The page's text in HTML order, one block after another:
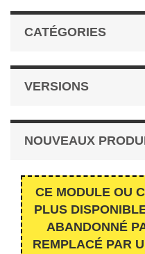
CATÉGORIES
VERSIONS
NOUVEAUX
CE MODULE OU
PLUS
ABANDONNÉ
REMPLACÉ PAR